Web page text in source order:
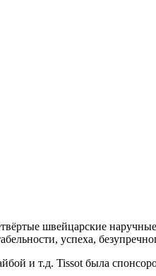
швейцарские
успеха,
и т.д. Tissot была